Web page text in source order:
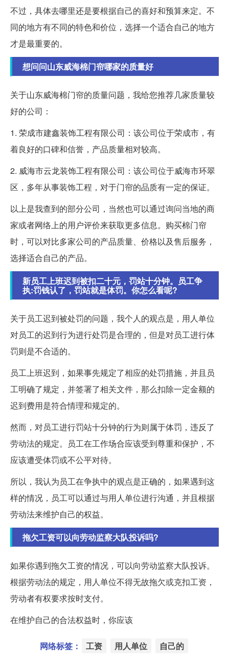
不过，具体去哪里还是要根据自己的喜好和预算来定。不
同的地方有不同的特色和价位，选择一个适合自己的地方
才是最重要的。
想问问山东威海棉门帘哪家的质量好
关于山东威海棉门帘的质量问题，我给您推荐几家质量较
好的公司：
1. 荣成市建鑫装饰工程有限公司：该公司位于荣成市，有
着良好的口碑和信誉，产品质量相对较高。
2. 威海市云龙装饰工程有限公司：该公司位于威海市环翠
区，多年从事装饰工程，对于门帘的品质有一定的保证。
以上是我查到的部分公司，当然也可以通过询问当地的商
家或者网络上的用户评价来获取更多信息。购买棉门帘
时，可以对比多家公司的产品质量、价格以及售后服务，
选择适合自己的产品。
新员工上班迟到被扣二十元，罚站十分钟。员工争
执:罚钱认了，罚站就是体罚。你怎么看呢?
关于员工迟到被处罚的问题，我个人的观点是，用人单位
对员工的迟到行为进行处罚是合理的，但是对员工进行体
罚则是不合适的。
员工上班迟到，如果事先规定了相应的处罚措施，并且员
工明确了规定，并签署了相关文件，那么扣除一定金额的
迟到费用是符合情理和规定的。
然而，对员工进行罚站十分钟的行为则属于体罚，违反了
劳动法的规定。员工在工作场合应该受到尊重和保护，不
应该遭受体罚或不公平对待。
所以，我认为员工在争执中的观点是正确的，如果遇到这
样的情况，员工可以通过与用人单位进行沟通，并且根据
劳动法来维护自己的权益。
拖欠工资可以向劳动监察大队投诉吗?
如果你遇到拖欠工资的情况，可以向劳动监察大队投诉。
根据劳动法的规定，用人单位不得无故拖欠或克扣工资，
劳动者有权要求按时支付。
在维护自己的合法权益时，你应该
网络标签： 工资 用人单位 自己的